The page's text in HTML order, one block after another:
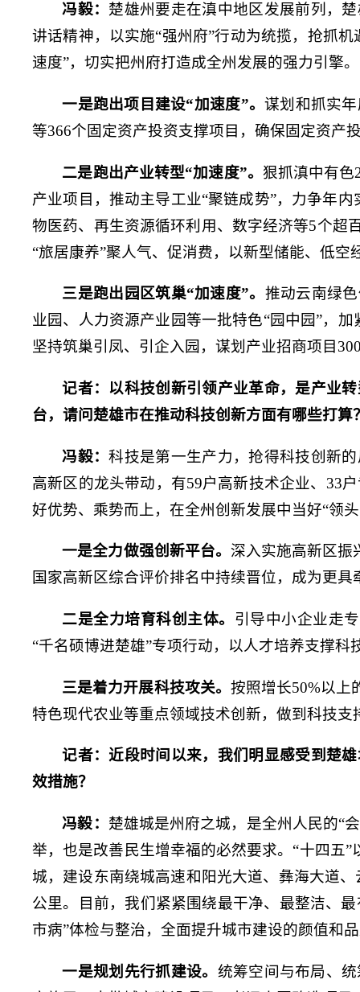
冯毅： 楚雄州要走在滇中地区发展前列，
讲话精神，以实施“强州府”行动为统揽，抢抓
速度”，切实把州府打造成全州发展的强力引擎。
一是跑出项目建设“加速度”。谋划和抓实
等366个固定资产投资支撑项目，确保固定资产
二是跑出产业转型“加速度”。 狠抓滇中有色
产业项目，推动主导工业“聚链成势”，力争年
物医药、再生资源循环利用、数字经济等5个超
“旅居康养”聚人气、促消费，以新型储能、低
三是跑出园区筑巢“加速度”。 推动云南绿
业园、人力资源产业园等一批特色“园中园”，
坚持筑巢引凤、引企入园，谋划产业招商项目
记者： 以科技创新引领产业革命，是产业
台，请问楚雄市在推动科技创新方面有哪些打算
冯毅：科技是第一生产力，抢得科技创新
高新区的龙头带动，有59户高新技术企业、33
好优势、乘势而上，在全州创新发展中当好“领
一是全力做强创新平台。 深入实施高新区振
国家高新区综合评价排名中持续晋位，成为更
二是全力培育科创主体。 引导中小企业走
“千名硕博进楚雄”专项行动，以人才培养支撑科
三是着力开展科技攻关。 按照增长50%以上
特色现代农业等重点领域技术创新，做到科技
记者： 近段时间以来，我们明显感受到楚
效措施？
冯毅： 楚雄城是州府之城，是全州人民的“
举，也是改善民生增幸福的必然要求。“十四五
城，建设东南绕城高速和阳光大道、彝海大道
公里。目前，我们紧紧围绕最干净、最整洁、
市病”体检与整治，全面提升城市建设的颜值和
一是规划先行抓建设。 统筹空间与布局、